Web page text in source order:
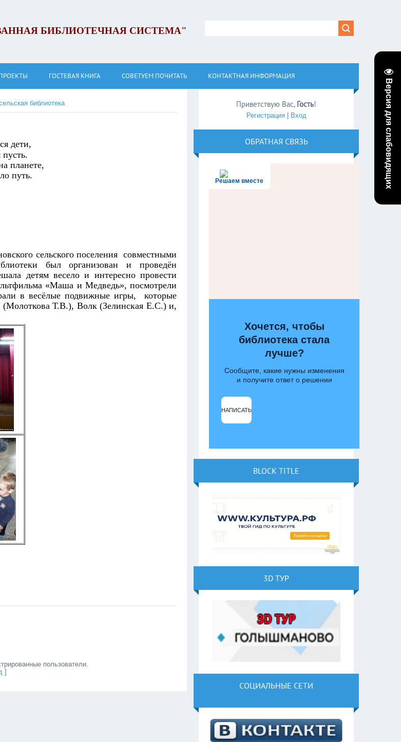
Версия для слабовидящих
БИБЛИОТЕЧНАЯ СИСТЕМА"
ГОСТЕВАЯ КНИГА СОВЕТУЕМ ПОЧИТАТЬ КОНТАКТНАЯ ИНФОРМАЦИЯ
библиотека
дети,
планете,
путь.
сельского поселения совместными
был организован и проведён
детям весело и интересно провести
«Маша и Медведь», посмотрели
в весёлые подвижные игры, которые
Т.В.), Волк (Зелинская Е.С.) и,
пользователи.
]
Приветствую Вас, Гость!
Регистрация| Вход
ОБРАТНАЯ СВЯЗЬ
Решаем вместе
Хочется, чтобы
библиотека стала
лучше?
Сообщите, какие нужны изменения
и получите ответ о решении
НАПИСАТЬ
BLOCK TITLE
3D ТУР
СОЦИАЛЬНЫЕ СЕТИ